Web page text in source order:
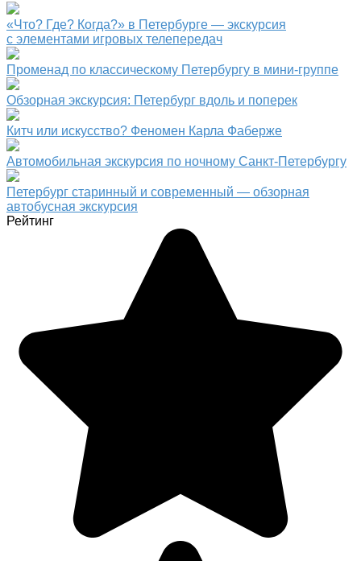
«Что? Где? Когда?» в Петербурге — экскурсия
с элементами игровых телепередач
Променад по классическому Петербургу в мини-группе
Обзорная экскурсия: Петербург вдоль и поперек
Китч или искусство? Феномен Карла Фаберже
Автомобильная экскурсия по ночному Санкт-Петербургу
Петербург старинный и современный — обзорная
автобусная экскурсия
Рейтинг